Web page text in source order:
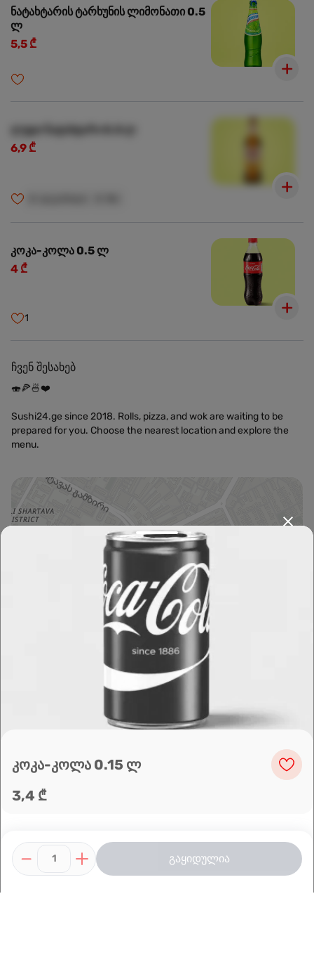
ნატახტარის ტარხუნის ლიმონათი 0.5
ლ
5,5 ₾
ლუდი ნატახტარი 0.5 ლ
6,9 ₾
კოკა-კოლა 0.5 ლ
4 ₾
1
ჩვენ შესახებ
🍣🍕🍜❤️
Sushi24.ge since 2018. Rolls, pizza, and wok are waiting to be
prepared for you. Choose the nearest location and explore the
menu.
OpenFreeMap ©OpenMapTilesData from
მარშრუტის დაგეგმვა
კოკა-კოლა 0.15 ლ
3,4 ₾
1 გაყიდულია